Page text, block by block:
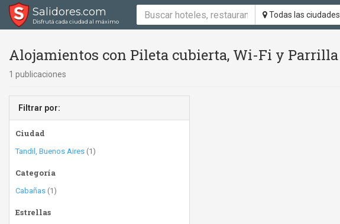
Salidores.com
Disfrutá cada ciudad al máximo
Todas las ciudades
Alojamientos con Pileta cubierta, Wi-Fi y Parrilla
1 publicaciones
Filtrar por:
Ciudad
Tandil, Buenos Aires (1)
Categoría
Cabañas (1)
Estrellas